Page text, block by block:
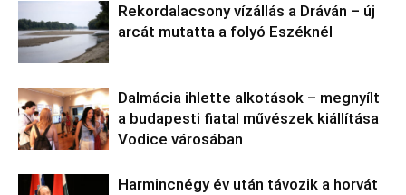
Rekordalacsony vízállás a Dráván – új
arcát mutatta a folyó Eszéknél
Dalmácia ihlette alkotások – megnyílt
a budapesti fiatal művészek kiállítása
Vodice városában
Harmincnégy év után távozik a horvát